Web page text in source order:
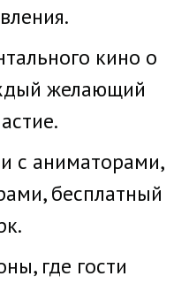
кино о
желающий
с аниматорами,
бесплатный
где гости